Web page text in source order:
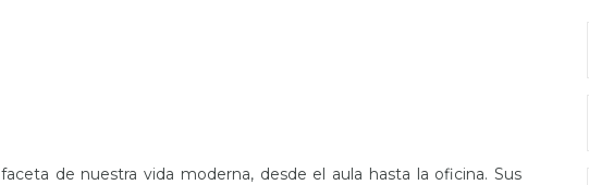
de nuestra vida moderna, desde el aula hasta la oficina. Sus